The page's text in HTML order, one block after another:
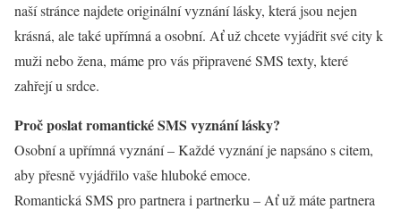
naší stránce najdete originální vyznání lásky, která jsou nejen
krásná, ale také upřímná a osobní. Ať už chcete vyjádřit své city k
muži nebo žena, máme pro vás připravené SMS texty, které
zahřejí u srdce.
Proč poslat romantické SMS vyznání lásky?
Osobní a upřímná vyznání – Každé vyznání je napsáno s citem,
aby přesně vyjádřilo vaše hluboké emoce.
Romantická SMS pro partnera i partnerku – Ať už máte partnera